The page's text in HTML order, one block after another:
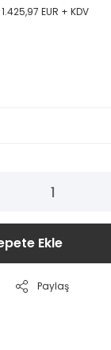
1.425,97 EUR + KDV
Ekle
Paylaş